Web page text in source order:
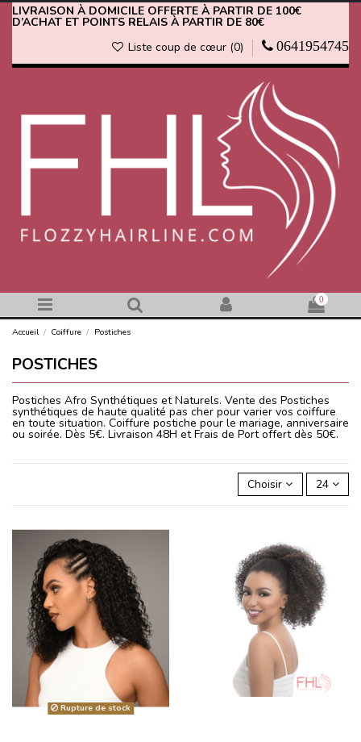
LIVRAISON À DOMICILE OFFERTE À PARTIR DE 100€
D’ACHAT ET POINTS RELAIS À PARTIR DE 80€
Liste coup de cœur (0) 0641954745
0
Accueil Coiffure Postiches
POSTICHES
Postiches Afro Synthétiques et Naturels. Vente des Postiches
synthétiques de haute qualité pas cher pour varier vos coiffure
en toute situation. Coiffure postiche pour le mariage, anniversaire
ou soirée. Dès 5€. Livraison 48H et Frais de Port offert dès 50€.
Choisir 24
Rupture de stock